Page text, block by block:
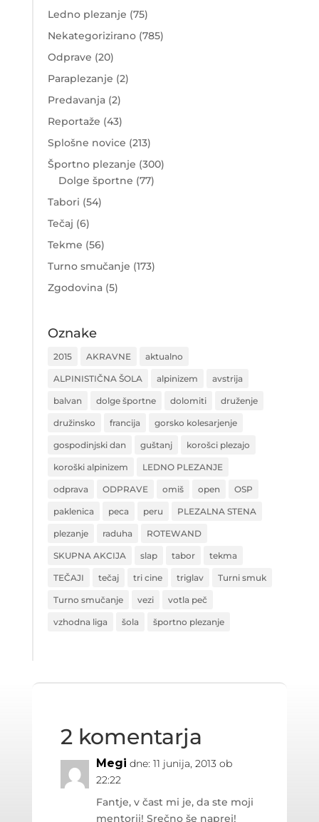
Ledno plezanje (75)
Nekategorizirano(785)
Odprave (20)
Paraplezanje (2)
Predavanja(2)
Reportaže (43)
Splošne novice (213)
Športno plezanje (300)
Dolge športne (77)
Tabori (54)
Tečaj (6)
Tekme (56)
Turno smučanje (173)
Zgodovina(5)
Oznake
2015 AKRAVNE aktualno
ALPINISTIČNA ŠOLA alpinizem avstrija
balvan dolge športne dolomiti druženje
družinsko francija gorsko kolesarjenje
gospodinjski dan guštanj korošci plezajo
koroški alpinizem LEDNO PLEZANJE
odprava ODPRAVE omiš open OSP
paklenica peca peru PLEZALNA STENA
plezanje raduha ROTEWAND
SKUPNA AKCIJA slap tabor tekma
TEČAJI tečaj tri cine triglav Turni smuk
Turno smučanje vezi votla peč
vzhodna liga šola športno plezanje
2 komentarja
Megi dne: 11 junija, 2013 ob
22:22
Fantje, v čast mi je, da ste moji
mentorji! Srečno še naprej!